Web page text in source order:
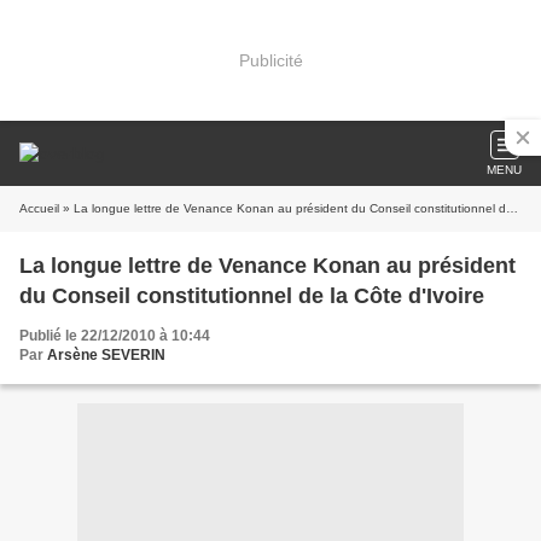
Publicité
MENU
Accueil » La longue lettre de Venance Konan au président du Conseil constitutionnel de la Côte d'Ivoire
La longue lettre de Venance Konan au président
du Conseil constitutionnel de la Côte d'Ivoire
Publié le 22/12/2010 à 10:44
Par Arsène SEVERIN